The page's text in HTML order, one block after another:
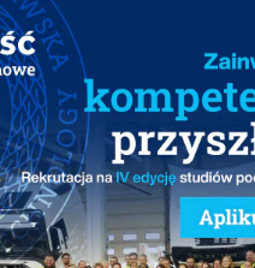
Komitetu
Wodorowych
Energii